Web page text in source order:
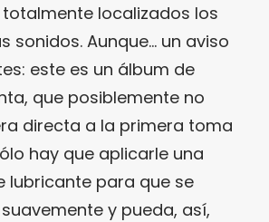
localizados los
sonidos. Aunque… un aviso
este es un álbum de
que posiblemente no
directa a la primera toma
hay que aplicarle una
lubricante para que se
y pueda, así,